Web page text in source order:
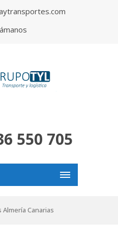
550 705
Almería Canarias